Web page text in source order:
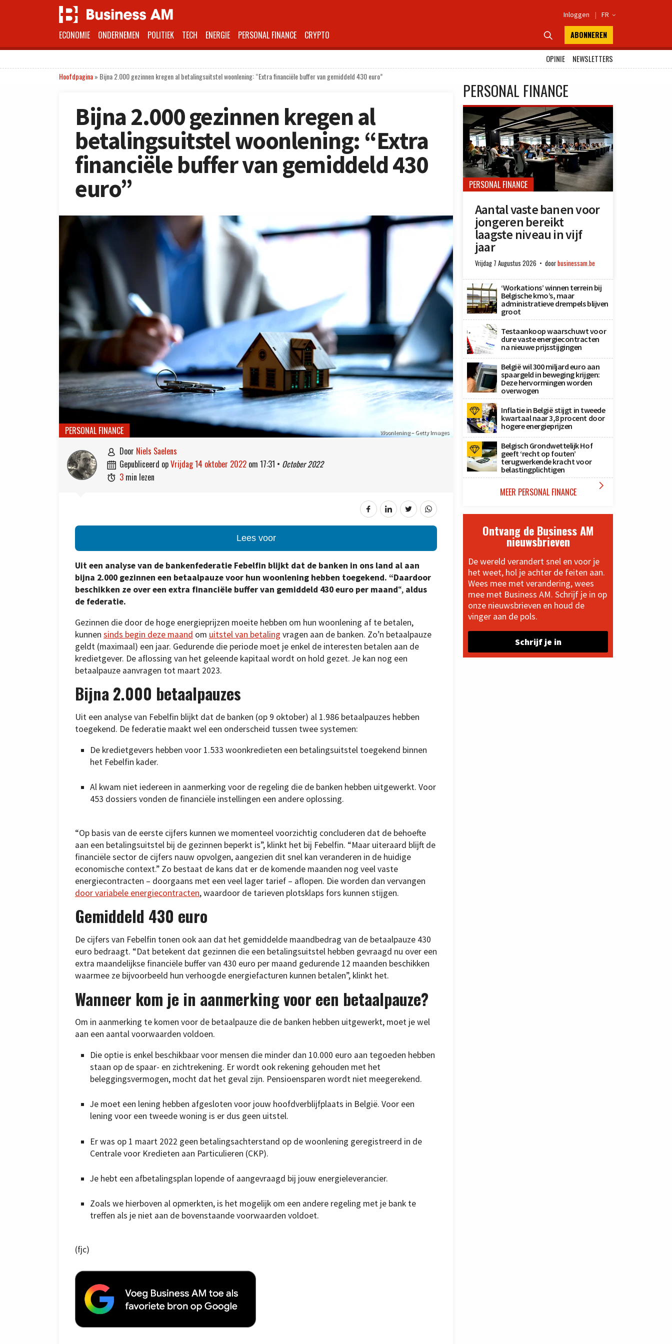
Inloggen | FR 
ECONOMIE ONDERNEMEN POLITIEK TECH ENERGIE PERSONAL FINANCE CRYPTO  ABONNEREN
OPINIE
NEWSLETTERS
Hoofdpagina» Bijna 2.000 gezinnen kregen al betalingsuitstel woonlening: “Extra financiële buffer van gemiddeld 430 euro”
Bijna 2.000 gezinnen kregen al
betalingsuitstel woonlening: “Extra
financiële buffer van gemiddeld 430
euro”
Woonlening – Getty Images
PERSONAL FINANCE
 door Niels Saelens
 gepubliceerd op vrijdag 14 oktober 2022 om 17:31 • October 2022
 3 min lezen
Lees voor
Uit een analyse van de bankenfederatie Febelfin blijkt dat de banken in ons land al aan
bijna 2.000 gezinnen een betaalpauze voor hun woonlening hebben toegekend. “Daardoor
beschikken ze over een extra financiële buffer van gemiddeld 430 euro per maand“, aldus
de federatie.
Gezinnen die door de hoge energieprijzen moeite hebben om hun woonlening af te betalen,
kunnen sinds begin deze maand om uitstel van betaling vragen aan de banken. Zo’n betaalpauze
geldt (maximaal) een jaar. Gedurende die periode moet je enkel de interesten betalen aan de
kredietgever. De aflossing van het geleende kapitaal wordt on hold gezet. Je kan nog een
betaalpauze aanvragen tot maart 2023.
Bijna 2.000 betaalpauzes
Uit een analyse van Febelfin blijkt dat de banken (op 9 oktober) al 1.986 betaalpauzes hebben
toegekend. De federatie maakt wel een onderscheid tussen twee systemen:
De kredietgevers hebben voor 1.533 woonkredieten een betalingsuitstel toegekend binnen
het Febelfin kader.
Al kwam niet iedereen in aanmerking voor de regeling die de banken hebben uitgewerkt. Voor
453 dossiers vonden de financiële instellingen een andere oplossing.
“Op basis van de eerste cijfers kunnen we momenteel voorzichtig concluderen dat de behoefte
aan een betalingsuitstel bij de gezinnen beperkt is”, klinkt het bij Febelfin. “Maar uiteraard blijft de
financiële sector de cijfers nauw opvolgen, aangezien dit snel kan veranderen in de huidige
economische context.” Zo bestaat de kans dat er de komende maanden nog veel vaste
energiecontracten – doorgaans met een veel lager tarief – aflopen. Die worden dan vervangen
door variabele energiecontracten, waardoor de tarieven plotsklaps fors kunnen stijgen.
Gemiddeld 430 euro
De cijfers van Febelfin tonen ook aan dat het gemiddelde maandbedrag van de betaalpauze 430
euro bedraagt. “Dat betekent dat gezinnen die een betalingsuitstel hebben gevraagd nu over een
extra maandelijkse financiële buffer van 430 euro per maand gedurende 12 maanden beschikken
waarmee ze bijvoorbeeld hun verhoogde energiefacturen kunnen betalen”, klinkt het.
Wanneer kom je in aanmerking voor een betaalpauze?
Om in aanmerking te komen voor de betaalpauze die de banken hebben uitgewerkt, moet je wel
aan een aantal voorwaarden voldoen.
Die optie is enkel beschikbaar voor mensen die minder dan 10.000 euro aan tegoeden hebben
staan op de spaar- en zichtrekening. Er wordt ook rekening gehouden met het
beleggingsvermogen, mocht dat het geval zijn. Pensioensparen wordt niet meegerekend.
Je moet een lening hebben afgesloten voor jouw hoofdverblijfplaats in België. Voor een
lening voor een tweede woning is er dus geen uitstel.
Er was op 1 maart 2022 geen betalingsachterstand op de woonlening geregistreerd in de
Centrale voor Kredieten aan Particulieren (CKP).
Je hebt een afbetalingsplan lopende of aangevraagd bij jouw energieleverancier.
Zoals we hierboven al opmerkten, is het mogelijk om een andere regeling met je bank te
treffen als je niet aan de bovenstaande voorwaarden voldoet.
(fjc)
PERSONAL FINANCE
PERSONAL FINANCE
Aantal vaste banen voor
jongeren bereikt
laagste niveau in vijf
jaar
Vrijdag 7 Augustus 2026 doorbusinessam.be
‘Workations’ winnen terrein bij
Belgische kmo’s, maar
administratieve drempels blijven
groot
Testaankoop waarschuwt voor
dure vaste energiecontracten
na nieuwe prijsstijgingen
België wil 300 miljard euro aan
spaargeld in beweging krijgen:
Deze hervormingen worden
overwogen
Inflatie in België stijgt in tweede
kwartaal naar 3,8 procent door
hogere energieprijzen
Belgisch Grondwettelijk Hof
geeft ‘recht op fouten’
terugwerkende kracht voor
belastingplichtigen
MEER PERSONAL FINANCE 
Ontvang de Business AM
nieuwsbrieven
De wereld verandert snel en voor je
het weet, hol je achter de feiten aan.
Wees mee met verandering, wees
mee met Business AM. Schrijf je in op
onze nieuwsbrieven en houd de
vinger aan de pols.
Schrijf je in